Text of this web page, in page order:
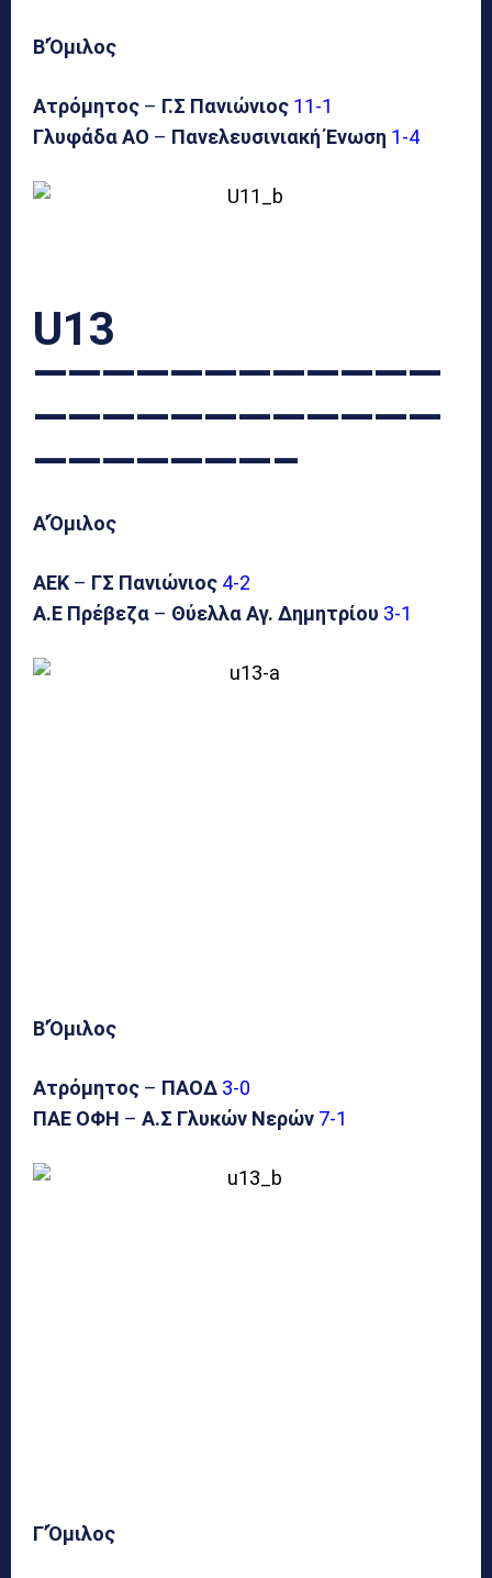
Β’Όμιλος
Ατρόμητος – Γ.Σ Πανιώνιος 11-1
Γλυφάδα ΑΟ – Πανελευσινιακή Ένωση 1-4
U13
————————————
————————————
———————–
Α’Όμιλος
ΑΕΚ – ΓΣ Πανιώνιος 4-2
Α.Ε Πρέβεζα – Θύελλα Αγ. Δημητρίου 3-1
Β’Όμιλος
Ατρόμητος – ΠΑΟΔ 3-0
ΠΑΕ ΟΦΗ – Α.Σ Γλυκών Νερών 7-1
Γ’Όμιλος